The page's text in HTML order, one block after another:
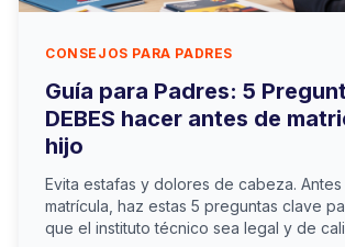
CONSEJOS PARA PADRES
Guía para Padres: 5
DEBES hacer antes de
hijo
Evita estafas y dolores de cabeza. Antes
matrícula, haz estas 5 preguntas clave
que el instituto técnico sea legal y de